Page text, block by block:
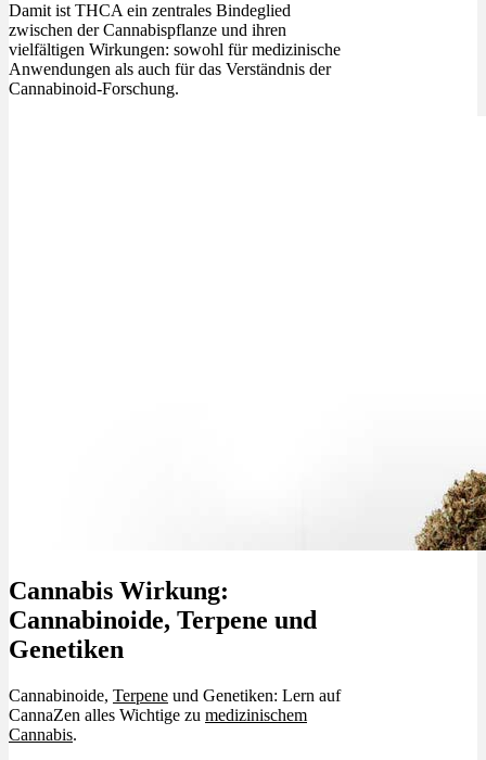
Damit ist THCA ein zentrales Bindeglied
zwischen der Cannabispflanze und ihren
vielfältigen Wirkungen: sowohl für medizinische
Anwendungen als auch für das Verständnis der
Cannabinoid-Forschung.
Cannabis Wirkung:
Cannabinoide, Terpene und
Genetiken
Cannabinoide, Terpene und Genetiken: Lern auf
CannaZen alles Wichtige zu medizinischem
Cannabis.